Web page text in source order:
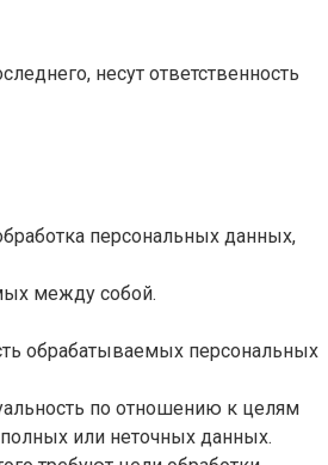
несут ответственность
персональных данных,
между собой.
обрабатываемых персональных
по отношению к целям
или неточных данных.